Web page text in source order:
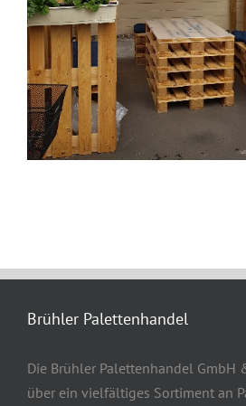
Brühler Palettenhandel
Die Brühler Palettenhandel GmbH
über ein vielfältiges Sortiment an